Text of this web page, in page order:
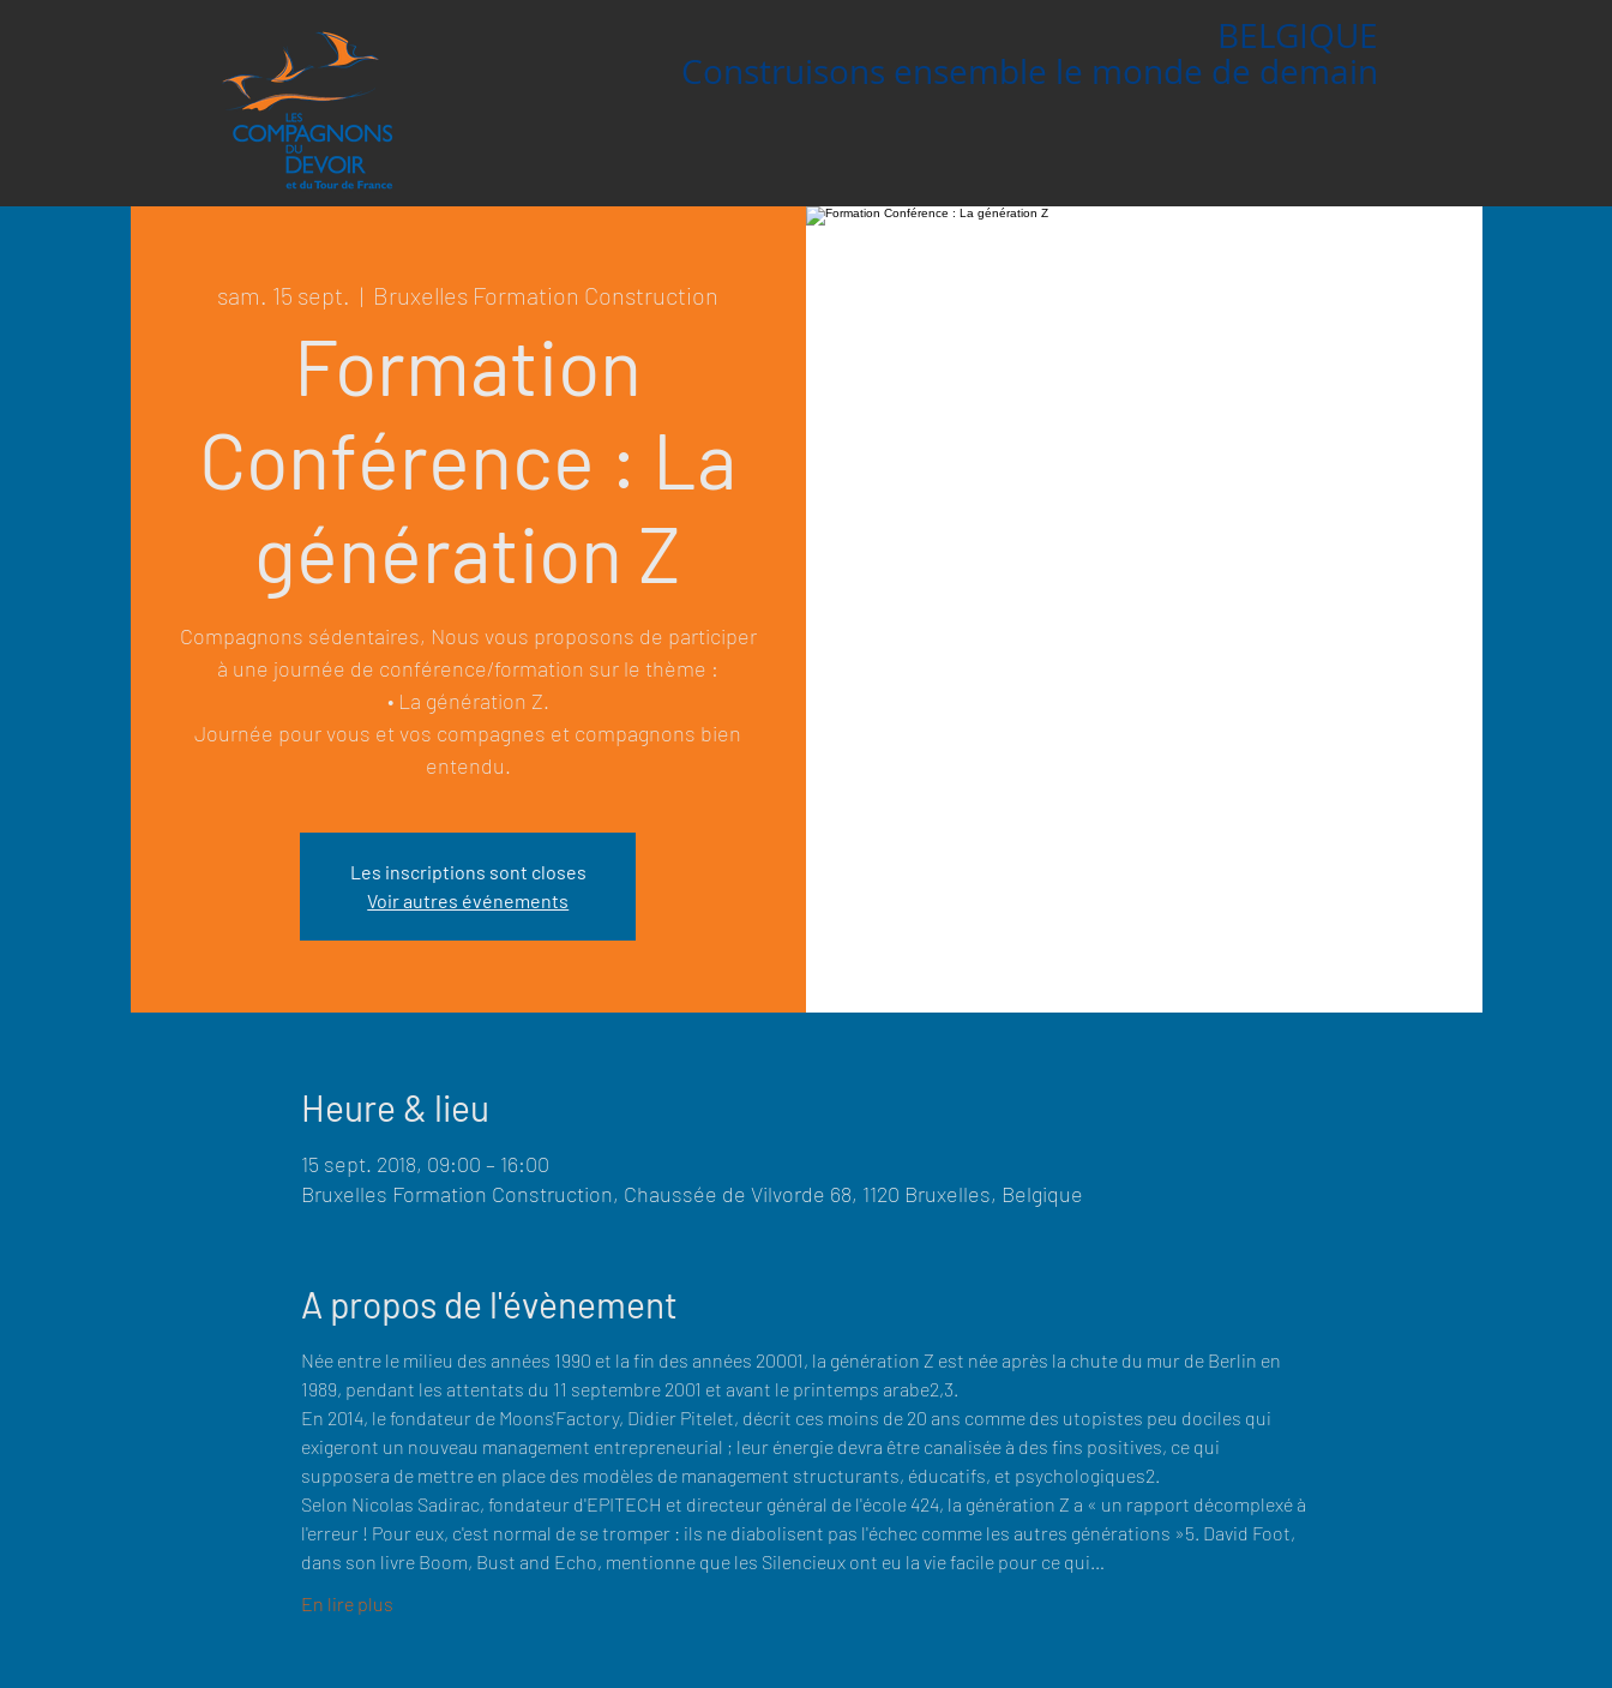
BELGIQUE
Construisons ensemble le monde de demain
sam. 15 sept.
  |
Bruxelles Formation Construction
Formation
Conférence : La
génération Z
Compagnons sédentaires, Nous vous proposons de participer
à une journée de conférence/formation sur le thème :
• La génération Z.
Journée pour vous et vos compagnes et compagnons bien
Les inscriptions sont closes
Voir autres événements
Heure & lieu
15 sept. 2018, 09:00 – 16:00
Bruxelles Formation Construction, Chaussée de Vilvorde 68, 1120 Bruxelles, Belgique
A propos de l'évènement
Née entre le milieu des années 1990 et la fin des années 20001, la génération Z est née après la chute du mur de Berlin en
En 2014, le fondateur de Moons'Factory, Didier Pitelet, décrit ces moins de 20 ans comme des utopistes peu dociles qui
exigeront un nouveau management entrepreneurial ; leur énergie devra être canalisée à des fins positives, ce qui
Selon Nicolas Sadirac, fondateur d'EPITECH et directeur général de l'école 424, la génération Z a « un rapport décomplexé à
l'erreur ! Pour eux, c'est normal de se tromper : ils ne diabolisent pas l'échec comme les autres générations »5. David Foot,
dans son livre Boom, Bust and Echo, mentionne que les Silencieux ont eu la vie facile pour ce qui…
En lire plus